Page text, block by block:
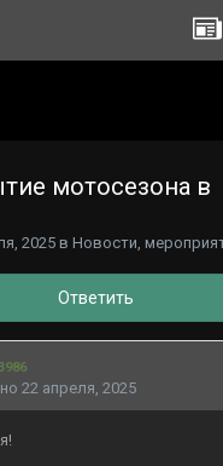
мотосезона в
2025 в Новости,
Ответить
3986
22 апреля, 2025